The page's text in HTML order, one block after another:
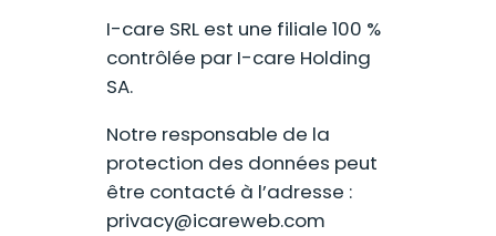
I-care SRL est une filiale 100 %
contrôlée par I-care Holding
SA.
Notre responsable de la
protection des données peut
être contacté à l’adresse :
privacy@icareweb.com